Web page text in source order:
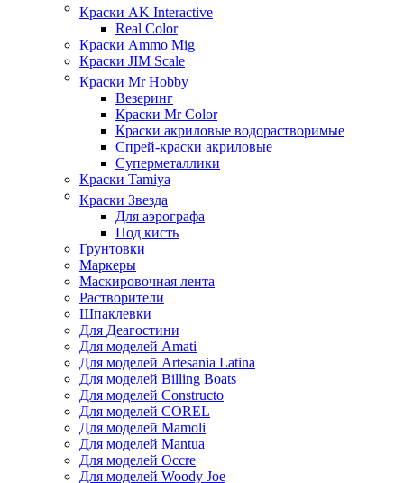
Краски AK Interactive
Real Color
Краски Ammo Mig
Краски JIM Scale
Краски Mr Hobby
Везеринг
Краски Mr Color
Краски акриловые водорастворимые
Спрей-краски акриловые
Суперметаллики
Краски Tamiya
Краски Звезда
Для аэрографа
Под кисть
Грунтовки
Маркеры
Маскировочная лента
Растворители
Шпаклевки
Для Деагостини
Для моделей Amati
Для моделей Artesania Latina
Для моделей Billing Boats
Для моделей Constructo
Для моделей COREL
Для моделей Mamoli
Для моделей Mantua
Для моделей Occre
Для моделей Woody Joe